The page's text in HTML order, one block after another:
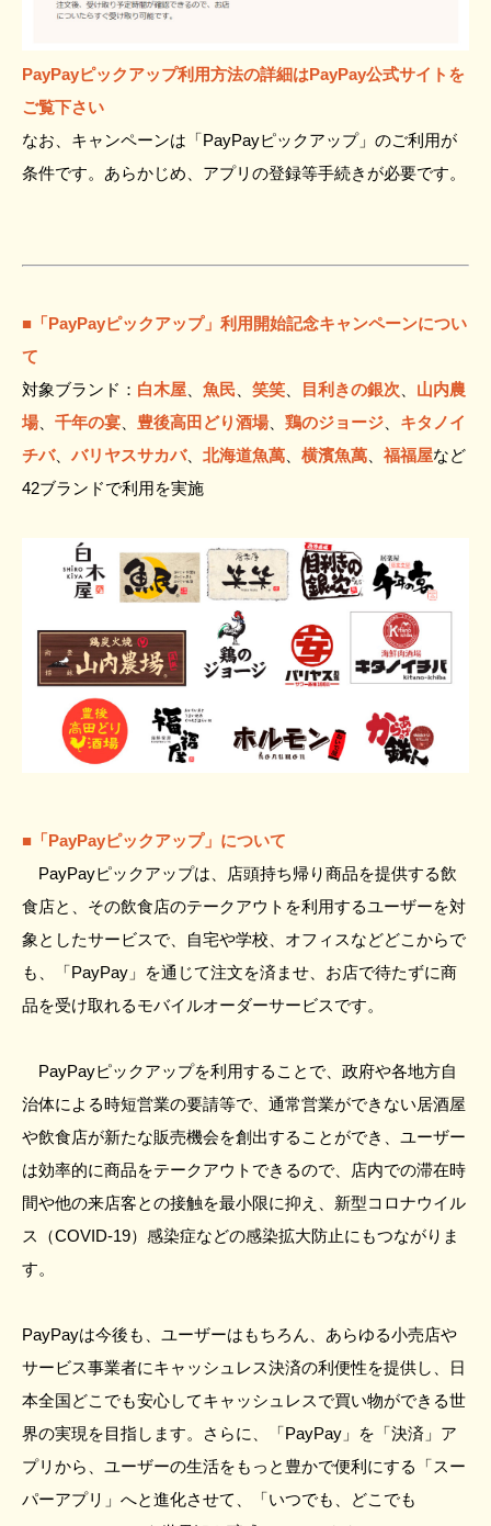
PayPayピックアップ利用方法の詳細はPayPay公式サイトを
ご覧下さい
なお、キャンペーンは「PayPayピックアップ」のご利用が
条件です。あらかじめ、アプリの登録等手続きが必要です。
■「PayPayピックアップ」利用開始記念キャンペーンについ
て
対象ブランド： 白木屋 魚民 笑笑 目利きの銀次
山内農
場
千年の宴 豊後高田どり酒場 鶏のジョージ
キタノイ
チバ、 バリヤスサカバ、 北海道魚萬 横濱魚萬 福福屋など
42ブランドで利用を実施
■「PayPayピックアップ」について
PayPayピックアップは、店頭持ち帰り商品を提供する飲
食店と、その飲食店のテークアウトを利用するユーザーを対
象としたサービスで、自宅や学校、オフィスなどどこからで
も、「PayPay」を通じて注文を済ませ、お店で待たずに商
品を受け取れるモバイルオーダーサービスです。
PayPayピックアップを利用することで、政府や各地方自
治体による時短営業の要請等で、通常営業ができない居酒屋
や飲食店が新たな販売機会を創出することができ、ユーザー
は効率的に商品をテークアウトできるので、店内での滞在時
間や他の来店客との接触を最小限に抑え、新型コロナウイル
ス（COVID-19）感染症などの感染拡大防止にもつながりま
す。
PayPayは今後も、ユーザーはもちろん、あらゆる小売店や
サービス事業者にキャッシュレス決済の利便性を提供し、日
本全国どこでも安心してキャッシュレスで買い物ができる世
界の実現を目指します。さらに、「PayPay」を「決済」ア
プリから、ユーザーの生活をもっと豊かで便利にする「スー
パーアプリ」へと進化させて、「いつでも、どこでも